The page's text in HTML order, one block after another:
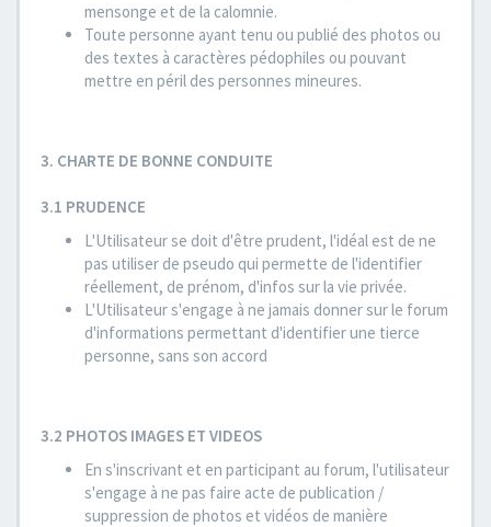
mensonge et de la calomnie.
Toute personne ayant tenu ou publié des photos ou
des textes à caractères pédophiles ou pouvant
mettre en péril des personnes mineures.
3. CHARTE DE BONNE CONDUITE
3.1 PRUDENCE
L'Utilisateur se doit d'être prudent, l'idéal est de ne
pas utiliser de pseudo qui permette de l'identifier
réellement, de prénom, d'infos sur la vie privée.
L'Utilisateur s'engage à ne jamais donner sur le forum
d'informations permettant d'identifier une tierce
personne, sans son accord
3.2 PHOTOS IMAGES ET VIDEOS
En s'inscrivant et en participant au forum, l'utilisateur
s'engage à ne pas faire acte de publication /
suppression de photos et vidéos de manière